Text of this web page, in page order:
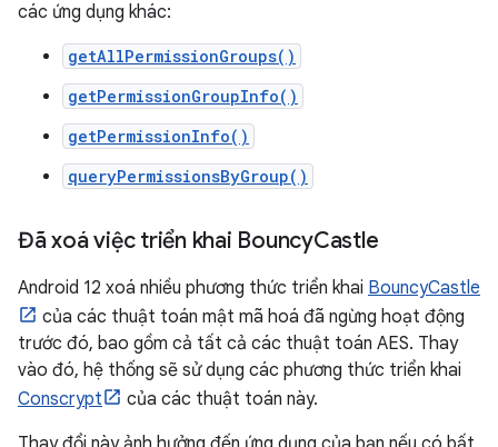
các ứng dụng khác:
getAllPermissionGroups()
getPermissionGroupInfo()
getPermissionInfo()
queryPermissionsByGroup()
Đã xoá việc triển khai BouncyCastle
Android 12 xoá nhiều phương thức triển khai BouncyCastle
của các thuật toán mật mã hoá đã ngừng hoạt động
trước đó, bao gồm cả tất cả các thuật toán AES. Thay
vào đó, hệ thống sẽ sử dụng các phương thức triển khai
Conscrypt
của các thuật toán này.